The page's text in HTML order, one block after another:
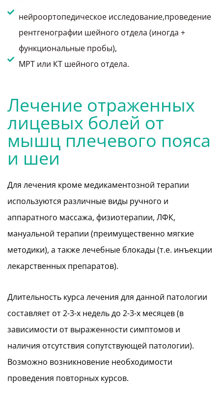
нейроортопедическое исследование,проведение
рентгенографии шейного отдела (иногда +
функциональные пробы),
МРТ или КТ шейного отдела.
Лечение отраженных
лицевых болей от
мышц плечевого пояса
и шеи
Для лечения кроме медикаментозной терапии
используются различные виды ручного и
аппаратного массажа, физиотерапии, ЛФК,
мануальной терапии (преимущественно мягкие
методики), а также лечебные блокады (т.е. инъекции
лекарственных препаратов).
Длительность курса лечения для данной патологии
составляет от 2-3-х недель до 2-3-х месяцев (в
зависимости от выраженности симптомов и
наличия отсутствия сопутствующей патологии).
Возможно возникновение необходимости
проведения повторных курсов.